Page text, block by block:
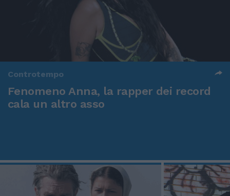
Controtempo
Fenomeno Anna, la rapper dei record
cala un altro asso